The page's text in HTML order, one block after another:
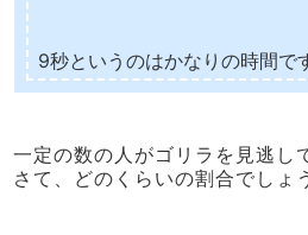
9秒というのはかなりの時間で
一定の数の人がゴリラを見逃し
さて、どのくらいの割合でしょ